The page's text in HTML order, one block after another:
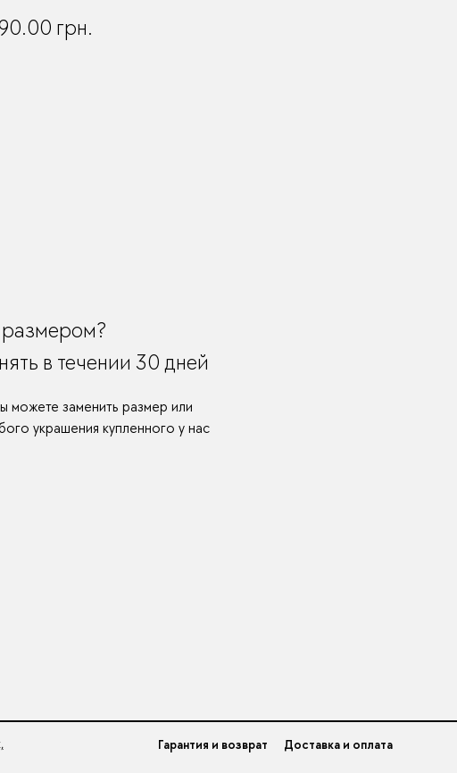
грн.
в течении 30 дней
можете заменить размер или
украшения купленного у нас
Гарантия и возврат Доставка и оплата